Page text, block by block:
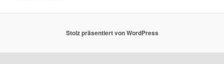
Stolz präsentiert von WordPress